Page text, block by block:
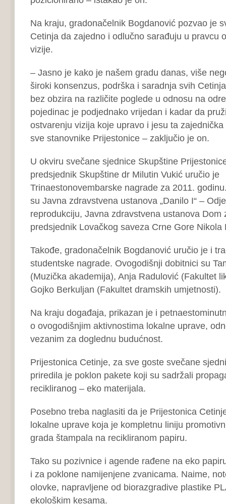
Na kraju, gradonačelnik Bogdanović pozvao je
Cetinja da zajedno i odlučno sarađuju u pravcu
vizije.
– Jasno je kako je našem gradu danas, više
široki konsenzus, podrška i saradnja svih
bez obzira na različite poglede u odnosu na
pojedinac je podjednako vrijedan i kadar da
ostvarenju vizija koje upravo i jesu ta
sve stanovnike Prijestonice – zaključio je on.
U okviru svečane sjednice Skupštine
predsjednik Skupštine dr Milutin Vukić uručio je
Trinaestonovembarske nagrade za 2011.
su Javna zdravstvena ustanova „Danilo I“ –
reprodukciju, Javna zdravstvena ustanova Dom
predsjednik Lovačkog saveza Crne Gore Nikola
Takođe, gradonačelnik Bogdanović uručio je i
studentske nagrade. Ovogodišnji dobitnici su
(Muzička akademija), Anja Radulović (Fakultet
Gojko Berkuljan (Fakultet dramskih umjetnosti).
Na kraju događaja, prikazan je i
o ovogodišnjim aktivnostima lokalne uprave,
vezanim za doglednu budućnost.
Prijestonica Cetinje, za sve goste svečane
priredila je poklon pakete koji su sadržali
recikliranog – eko materijala.
Posebno treba naglasiti da je Prijestonica
lokalne uprave koja je kompletnu liniju
grada štampala na recikliranom papiru.
Tako su pozivnice i agende rađene na eko
i za poklone namijenjene zvanicama. Naime,
olovke, napravljene od biorazgradive plastike
ekološkim kesama.